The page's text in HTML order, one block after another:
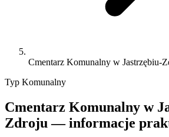
Cmentarz Komunalny w Jastrzębiu-
Typ Komunalny
Cmentarz Komunalny w
Zdroju — informacje